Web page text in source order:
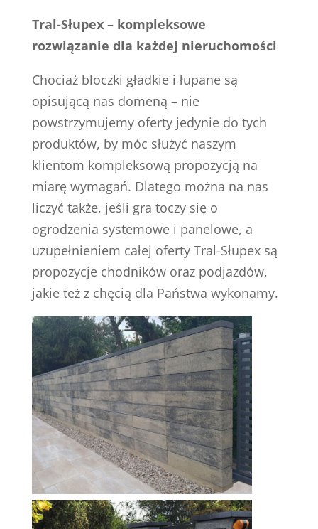
Tral-Słupex – kompleksowe
rozwiązanie dla każdej nieruchomości
Chociaż bloczki gładkie i łupane są
opisującą nas domeną – nie
powstrzymujemy oferty jedynie do tych
produktów, by móc służyć naszym
klientom kompleksową propozycją na
miarę wymagań. Dlatego można na nas
liczyć także, jeśli gra toczy się o
ogrodzenia systemowe i panelowe, a
uzupełnieniem całej oferty Tral-Słupex są
propozycje chodników oraz podjazdów,
jakie też z chęcią dla Państwa wykonamy.